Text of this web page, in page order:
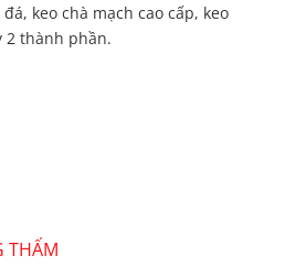
keo chà mạch cao cấp, keo
2 thành phần.
THẤM